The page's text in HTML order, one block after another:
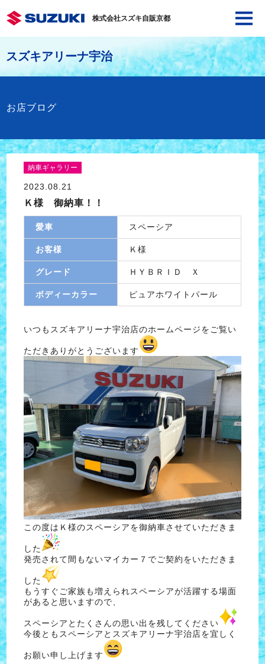
株式会社スズキ自販京都
スズキアリーナ宇治
お店ブログ
納車ギャラリー
2023.08.21
Ｋ様 御納車！！
愛車 スペーシア
お客様 Ｋ様
グレード ＨＹＢＲＩＤ Ｘ
ボディーカラー ピュアホワイトパール
いつもスズキアリーナ宇治店のホームページをご覧い
ただきありがとうございます
この度はＫ様のスペーシアを御納車させていただきま
した
発売されて間もないマイカー７でご契約をいただきま
した
もうすぐご家族も増えられスペーシアが活躍する場面
があると思いますので、
スペーシアとたくさんの思い出を残してください
今後ともスペーシアとスズキアリーナ宇治店を宜しく
お願い申し上げます